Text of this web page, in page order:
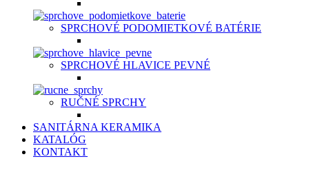
SPRCHOVÉ PODOMIETKOVÉ BATÉRIE
SPRCHOVÉ HLAVICE PEVNÉ
RUČNÉ SPRCHY
SANITÁRNA KERAMIKA
KATALÓG
KONTAKT